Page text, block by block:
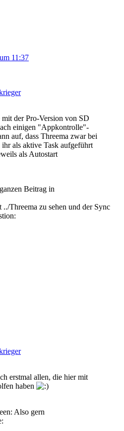
11:37
der Pro-Version von SD
einigen "Appkontrolle"-
auf, dass Threema zwar bei
als aktive Task aufgeführt
als Autostart
Beitrag in
Threema zu sehen und der Sync
erstmal allen, die hier mit
haben
Also gern